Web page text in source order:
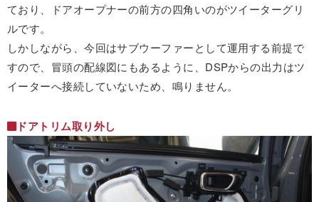
ており、ドアオープナーの前方の四角いのがツイーターグリ
ルです。
しかしながら、今回はサブウーファーとして運用する前提で
すので、冒頭の配線図にもあるように、DSPからの出力はツ
イーターへ接続していないため、鳴りません。
ドアトリム取り外し